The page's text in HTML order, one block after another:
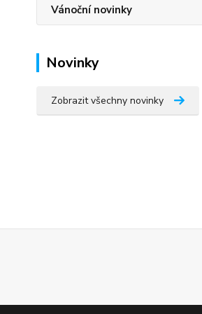
Vánoční novinky
Novinky
Zobrazit všechny novinky